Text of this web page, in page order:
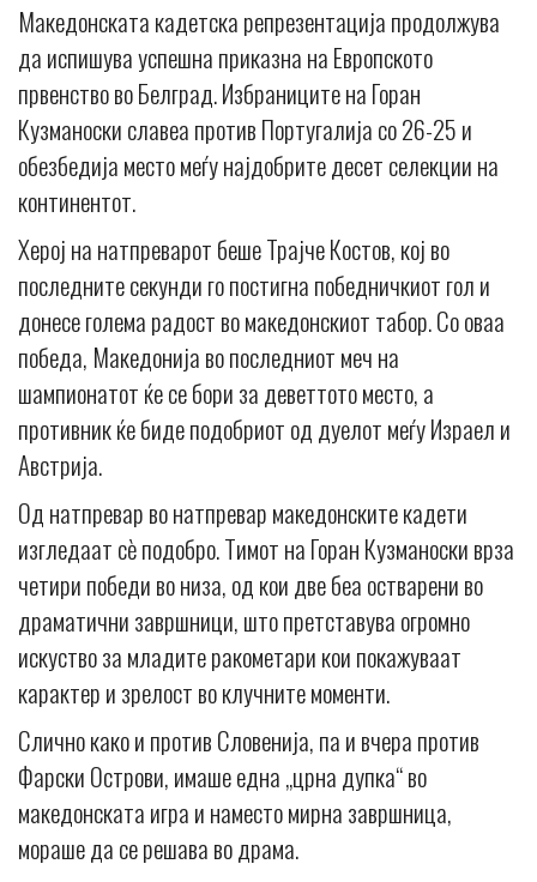
Македонската кадетска репрезентација продолжува
да испишува успешна приказна на Европското
првенство во Белград. Избраниците на Горан
Кузманоски славеа против Португалија со 26-25 и
обезбедија место меѓу најдобрите десет селекции на
континентот.
Херој на натпреварот беше Трајче Костов, кој во
последните секунди го постигна победничкиот гол и
донесе голема радост во македонскиот табор. Со оваа
победа, Македонија во последниот меч на
шампионатот ќе се бори за деветтото место, а
противник ќе биде подобриот од дуелот меѓу Израел и
Австрија.
Од натпревар во натпревар македонските кадети
изгледаат сè подобро. Тимот на Горан Кузманоски врза
четири победи во низа, од кои две беа остварени во
драматични завршници, што претставува огромно
искуство за младите ракометари кои покажуваат
карактер и зрелост во клучните моменти.
Слично како и против Словенија, па и вчера против
Фарски Острови, имаше една „црна дупка“ во
македонската игра и наместо мирна завршница,
мораше да се решава во драма.